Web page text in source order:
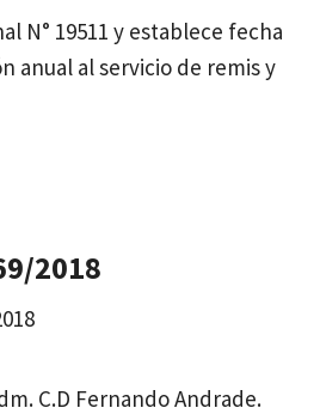
N° 19511 y establece fecha
anual al servicio de remis y
2018
C.D Fernando Andrade.